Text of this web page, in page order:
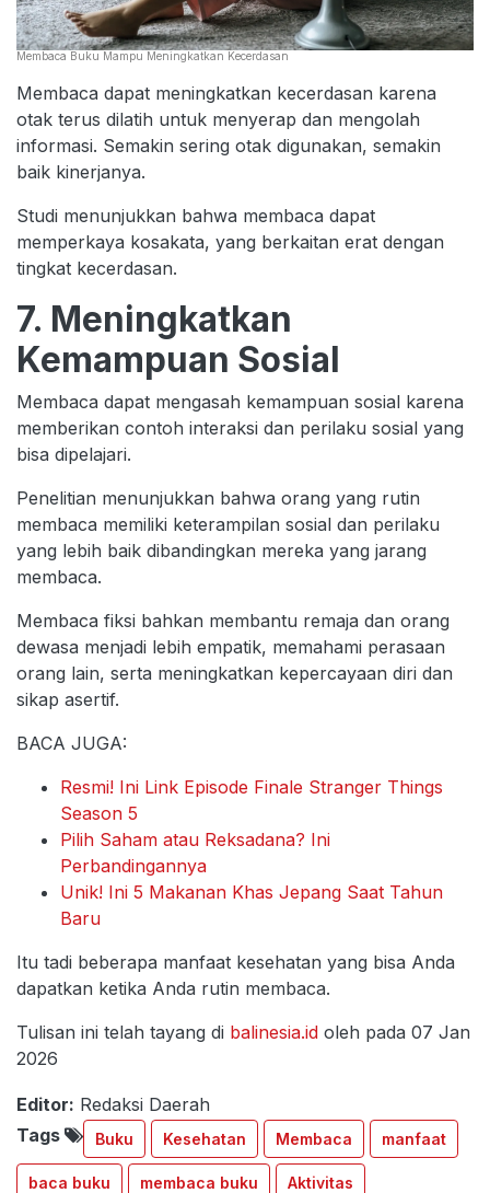
Membaca Buku Mampu Meningkatkan Kecerdasan
Membaca dapat meningkatkan kecerdasan karena
otak terus dilatih untuk menyerap dan mengolah
informasi. Semakin sering otak digunakan, semakin
baik kinerjanya.
Studi menunjukkan bahwa membaca dapat
memperkaya kosakata, yang berkaitan erat dengan
tingkat kecerdasan.
7. Meningkatkan
Kemampuan Sosial
Membaca dapat mengasah kemampuan sosial karena
memberikan contoh interaksi dan perilaku sosial yang
bisa dipelajari.
Penelitian menunjukkan bahwa orang yang rutin
membaca memiliki keterampilan sosial dan perilaku
yang lebih baik dibandingkan mereka yang jarang
membaca.
Membaca fiksi bahkan membantu remaja dan orang
dewasa menjadi lebih empatik, memahami perasaan
orang lain, serta meningkatkan kepercayaan diri dan
sikap asertif.
BACA JUGA:
Resmi! Ini Link Episode Finale Stranger Things
Season 5
Pilih Saham atau Reksadana? Ini
Perbandingannya
Unik! Ini 5 Makanan Khas Jepang Saat Tahun
Baru
Itu tadi beberapa manfaat kesehatan yang bisa Anda
dapatkan ketika Anda rutin membaca.
Tulisan ini telah tayang di balinesia.id oleh pada 07 Jan
2026
Editor: Redaksi Daerah
Tags
Buku Kesehatan Membaca manfaat
baca buku membaca buku Aktivitas